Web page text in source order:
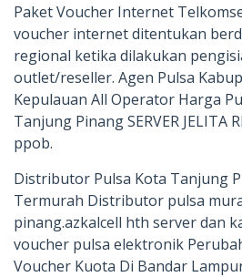
Paket Voucher Internet
voucher internet ditentukan
regional ketika dilakukan
outlet/reseller. Agen Pulsa
Kepulauan All Operator Harga
Tanjung Pinang SERVER JELITA
ppob.
Distributor Pulsa Kota Tanjung
Termurah Distributor pulsa
pinang.azkalcell hth server dan
voucher pulsa elektronik
Voucher Kuota Di Bandar